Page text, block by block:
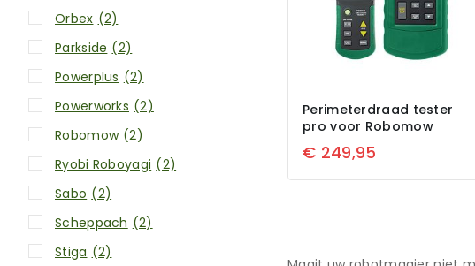
Perimeterdraad tester
pro voor Robomow
€ 249,95
Orbex (2)
Parkside (2)
Powerplus (2)
Powerworks (2)
Robomow (2)
Ryobi Roboyagi (2)
Sabo (2)
Scheppach (2)
Stiga (2)